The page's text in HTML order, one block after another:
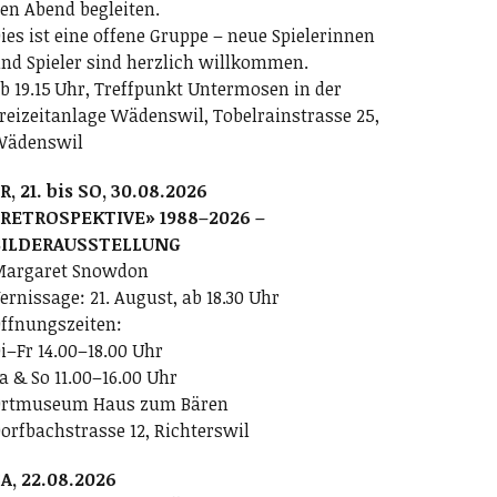
Abend begleiten.
ist eine offene Gruppe – neue Spielerinnen
Spieler sind herzlich willkommen.
19.15 Uhr, Treffpunkt Untermosen in der
Wädenswil, Tobelrainstrasse 25,
21. bis SO, 30.08.2026
1988–2026 –
Snowdon
21. August, ab 18.30 Uhr
14.00–18.00 Uhr
& So 11.00–16.00 Uhr
Haus zum Bären
12, Richterswil
22.08.2026